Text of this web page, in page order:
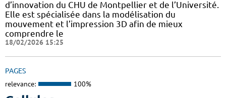
d’innovation du CHU de Montpellier et de l’Université.
Elle est spécialisée dans la modélisation du
mouvement et l’impression 3D afin de mieux
comprendre le
18/02/2026 15:25
PAGES
relevance: 100%